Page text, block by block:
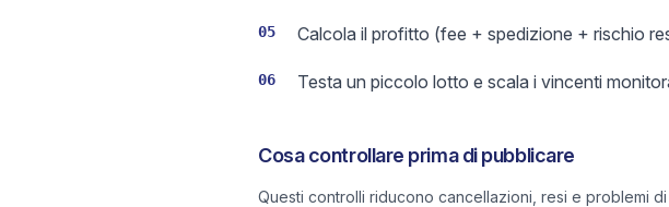
05 Calcola il profitto (fee + spedizione + rischio
06 Testa un piccolo lotto e scala i vincenti
Cosa controllare prima di pubblicare
Questi controlli riducono cancellazioni, resi e problemi